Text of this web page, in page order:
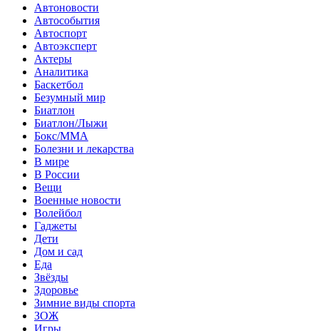
Автоновости
Автособытия
Автоспорт
Автоэксперт
Актеры
Аналитика
Баскетбол
Безумный мир
Биатлон
Биатлон/Лыжи
Бокс/MMA
Болезни и лекарства
В мире
В России
Вещи
Военные новости
Волейбол
Гаджеты
Дети
Дом и сад
Еда
Звёзды
Здоровье
Зимние виды спорта
ЗОЖ
Игры